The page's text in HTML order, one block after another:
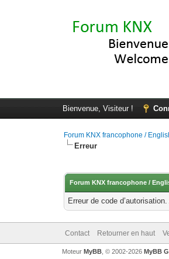
Bienvenue, Visiteur !
Forum KNX francophone /
Erreur
Forum KNX francophone /
Erreur de code
Contact Retourner en haut
Moteur MyBB, © 2002-2026 MyBB